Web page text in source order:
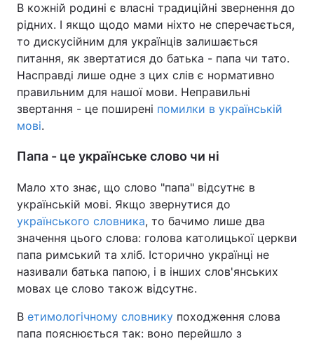
Головна Війна
Україна Політика
Економіка Світ
Спорт Наука
Здоров'я
Цікавинки Погода
Екологія Регіони
Лонгріди
Відео з Youtube Статті
В кожній родині є власні традиційні звернення до
рідних. І якщо щодо мами ніхто не сперечається,
то дискусійним для українців залишається
питання, як звертатися до батька - папа чи тато.
Насправді лише одне з цих слів є нормативно
правильним для нашої мови. Неправильні
звертання - це поширені помилки в українській
мові.
Папа - це українське слово чи ні
Мало хто знає, що слово "папа" відсутнє в
українській мові. Якщо звернутися до
українського словника, то бачимо лише два
значення цього слова: голова католицької церкви
папа римський та хліб. Історично українці не
називали батька папою, і в інших слов'янських
мовах це слово також відсутнє.
В етимологічному словнику походження слова
папа пояснюється так: воно перейшло з